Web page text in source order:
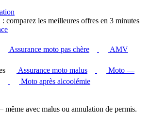
comparez les meilleures offres en 3 minutes
Assurance moto pas chère
AMV
Assurance moto malus
Moto —
Moto après alcoolémie
avec malus ou annulation de permis.